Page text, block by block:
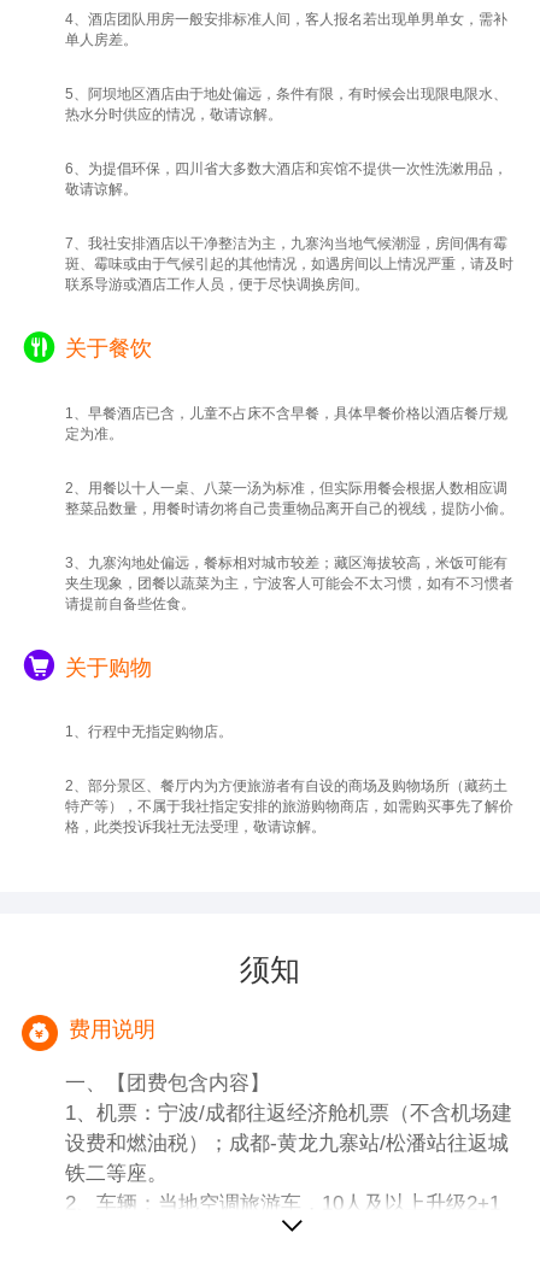
4、酒店团队用房一般安排标准人间，客人报名若出现单男单女，需补
单人房差。
5、阿坝地区酒店由于地处偏远，条件有限，有时候会出现限电限水、
热水分时供应的情况，敬请谅解。
6、为提倡环保，四川省大多数大酒店和宾馆不提供一次性洗漱用品，
敬请谅解。
7、我社安排酒店以干净整洁为主，九寨沟当地气候潮湿，房间偶有霉
斑、霉味或由于气候引起的其他情况，如遇房间以上情况严重，请及时
联系导游或酒店工作人员，便于尽快调换房间。
关于餐饮
1、早餐酒店已含，儿童不占床不含早餐，具体早餐价格以酒店餐厅规
定为准。
2、用餐以十人一桌、八菜一汤为标准，但实际用餐会根据人数相应调
整菜品数量，用餐时请勿将自己贵重物品离开自己的视线，提防小偷。
3、九寨沟地处偏远，餐标相对城市较差；藏区海拔较高，米饭可能有
夹生现象，团餐以蔬菜为主，宁波客人可能会不太习惯，如有不习惯者
请提前自备些佐食。
关于购物
1、行程中无指定购物店。
2、部分景区、餐厅内为方便旅游者有自设的商场及购物场所（藏药土
特产等），不属于我社指定安排的旅游购物商店，如需购买事先了解价
格，此类投诉我社无法受理，敬请谅解。
须知
费用说明
一、【团费包含内容】
1、机票：宁波/成都往返经济舱机票（不含机场建
设费和燃油税）；成都-黄龙九寨站/松潘站往返城
铁二等座。
2、车辆：当地空调旅游车，10人及以上升级2+1
旅游车（仅黄龙九寨段），保证每人一个正座。